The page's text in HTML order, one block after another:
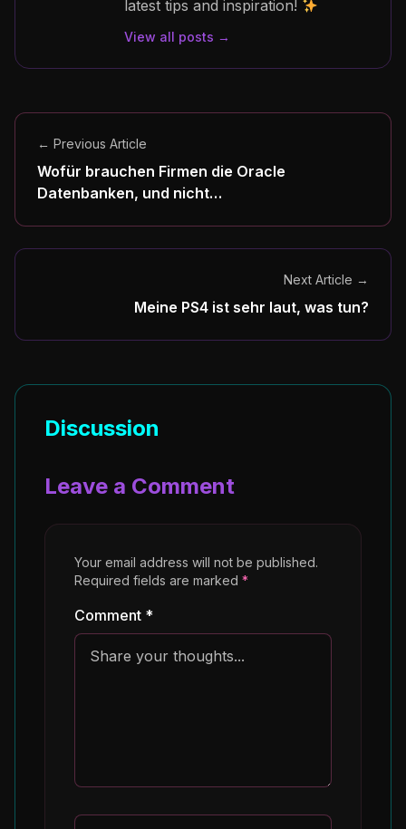
latest tips and inspiration!
View all posts →
← Previous Article
Wofür brauchen Firmen die Oracle
Datenbanken, und nicht…
Next Article →
Meine PS4 ist sehr laut, was tun?
Discussion
Leave a Comment
Your email address will not be published.
Required fields are marked *
Comment *